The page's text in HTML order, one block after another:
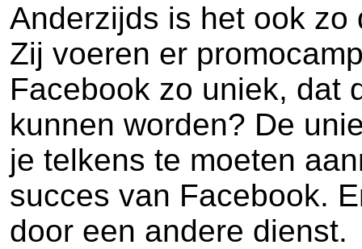
Anderzijds is het ook
Zij voeren er
Facebook zo uniek, dat
kunnen worden? De
je telkens te moeten
succes van Facebook.
door een andere dienst.